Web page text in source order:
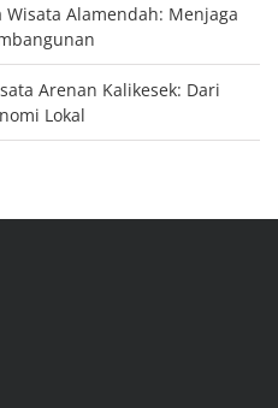
Alamendah: Menjaga
Arenan Kalikesek: Dari
Lokal